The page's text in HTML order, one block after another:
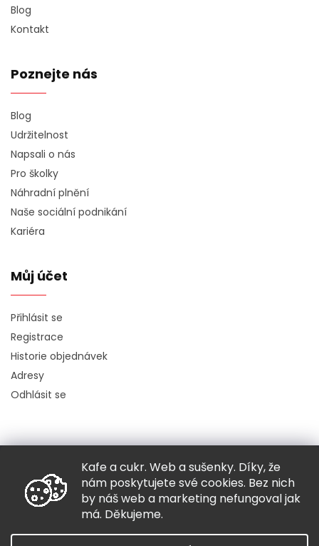
Kafe a cukr. Web a sušenky. Díky, že
nám poskytujete své cookies. Bez nich
by náš web a marketing nefungoval jak
má. Děkujeme.
Blog
Kontakt
Poznejte nás
Blog
Udržitelnost
Napsali o nás
Pro školky
Náhradní plnění
Naše sociální podnikání
Kariéra
Můj účet
Přihlásit se
Registrace
Historie objednávek
Adresy
Odhlásit se
Copyright 2026Hugo chodí bos. Všechna práva vyhrazena.
Grafický návrh vytvořil a nakódovalShoptak.cz